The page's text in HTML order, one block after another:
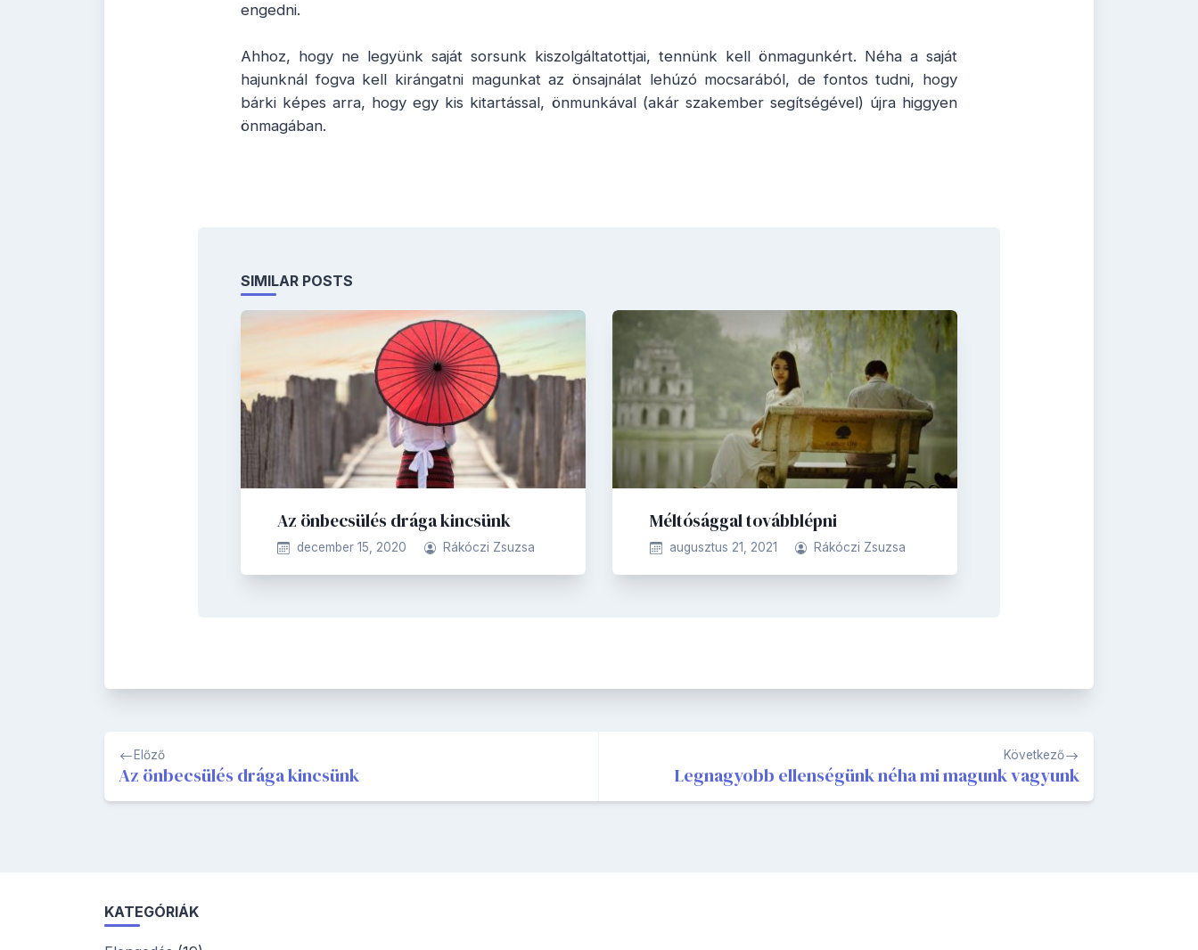
engedni.
Ahhoz, hogy ne legyünk saját sorsunk kiszolgáltatottjai, tennünk kell önmagunkért. Néha a saját
hajunknál fogva kell kirángatni magunkat az önsajnálat lehúzó mocsarából, de fontos tudni, hogy
bárki képes arra, hogy egy kis kitartással, önmunkával (akár szakember segítségével) újra higgyen
önmagában.
SIMILAR POSTS
Az önbecsülés drága kincsünk
december 15, 2020 Rákóczi Zsuzsa
Méltósággal továbblépni
augusztus 21, 2021 Rákóczi Zsuzsa
Bejegyzés
navigáció
Előző
Az önbecsülés drága kincsünk
Következő
Legnagyobb ellenségünk néha mi magunk vagyunk
KATEGÓRIÁK